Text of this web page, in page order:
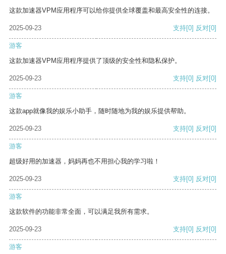
这款加速器VPM应用程序可以给你提供全球覆盖和最高安全性的连接。
2025-09-23 支持[0] 反对[0]
游客
这款加速器VPM应用程序提供了顶级的安全性和隐私保护。
2025-09-23 支持[0] 反对[0]
游客
这款app就像我的娱乐小助手，随时随地为我的娱乐提供帮助。
2025-09-23 支持[0] 反对[0]
游客
超级好用的加速器，妈妈再也不用担心我的学习啦！
2025-09-23 支持[0] 反对[0]
游客
这款软件的功能非常全面，可以满足我所有需求。
2025-09-23 支持[0] 反对[0]
游客